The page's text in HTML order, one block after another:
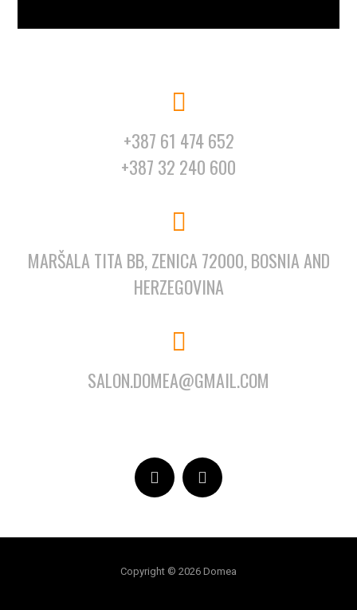
+387 61 474 652
+387 32 240 600
MARŠALA TITA BB, ZENICA 72000, BOSNIA AND
HERZEGOVINA
SALON.DOMEA@GMAIL.COM
Copyright © 2026 Domea